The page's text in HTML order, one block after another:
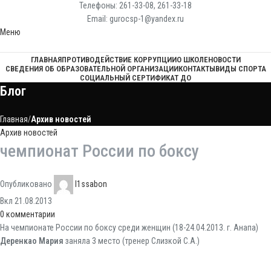
Телефоны: 261-33-08, 261-33-18
Email: gurocsp-1@yandex.ru
Меню
ГЛАВНАЯПРОТИВОДЕЙСТВИЕ КОРРУПЦИИО ШКОЛЕНОВОСТИ
СВЕДЕНИЯ ОБ ОБРАЗОВАТЕЛЬНОЙ ОРГАНИЗАЦИИКОНТАКТЫВИДЫ СПОРТА
СОЦИАЛЬНЫЙ СЕРТИФИКАТ ДО
Блог
Главная Архив новостей
Архив новостей
чемпионат России по боксу
Опубликовано
l1ssabon
Вкл 21.08.2013
0 комментарии
На чемпионате России по боксу среди женщин (18-24.04.2013. г. Анапа)
Деренкао Мария заняла 3 место (тренер Слизкой С.А.)